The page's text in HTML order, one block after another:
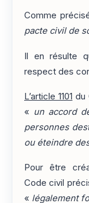
Comme
pacte civil de
Il en résulte
respect des
L’article 1101 du
« un accord
personnes
ou éteindre
Pour être
Code civil
« légalement